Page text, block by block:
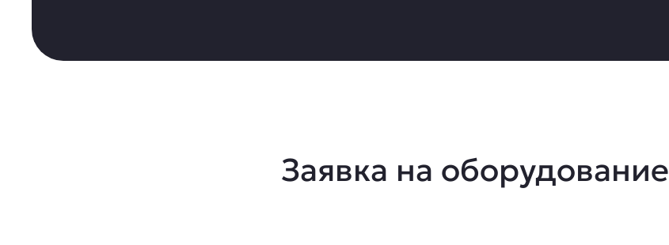
Заявка на оборудование